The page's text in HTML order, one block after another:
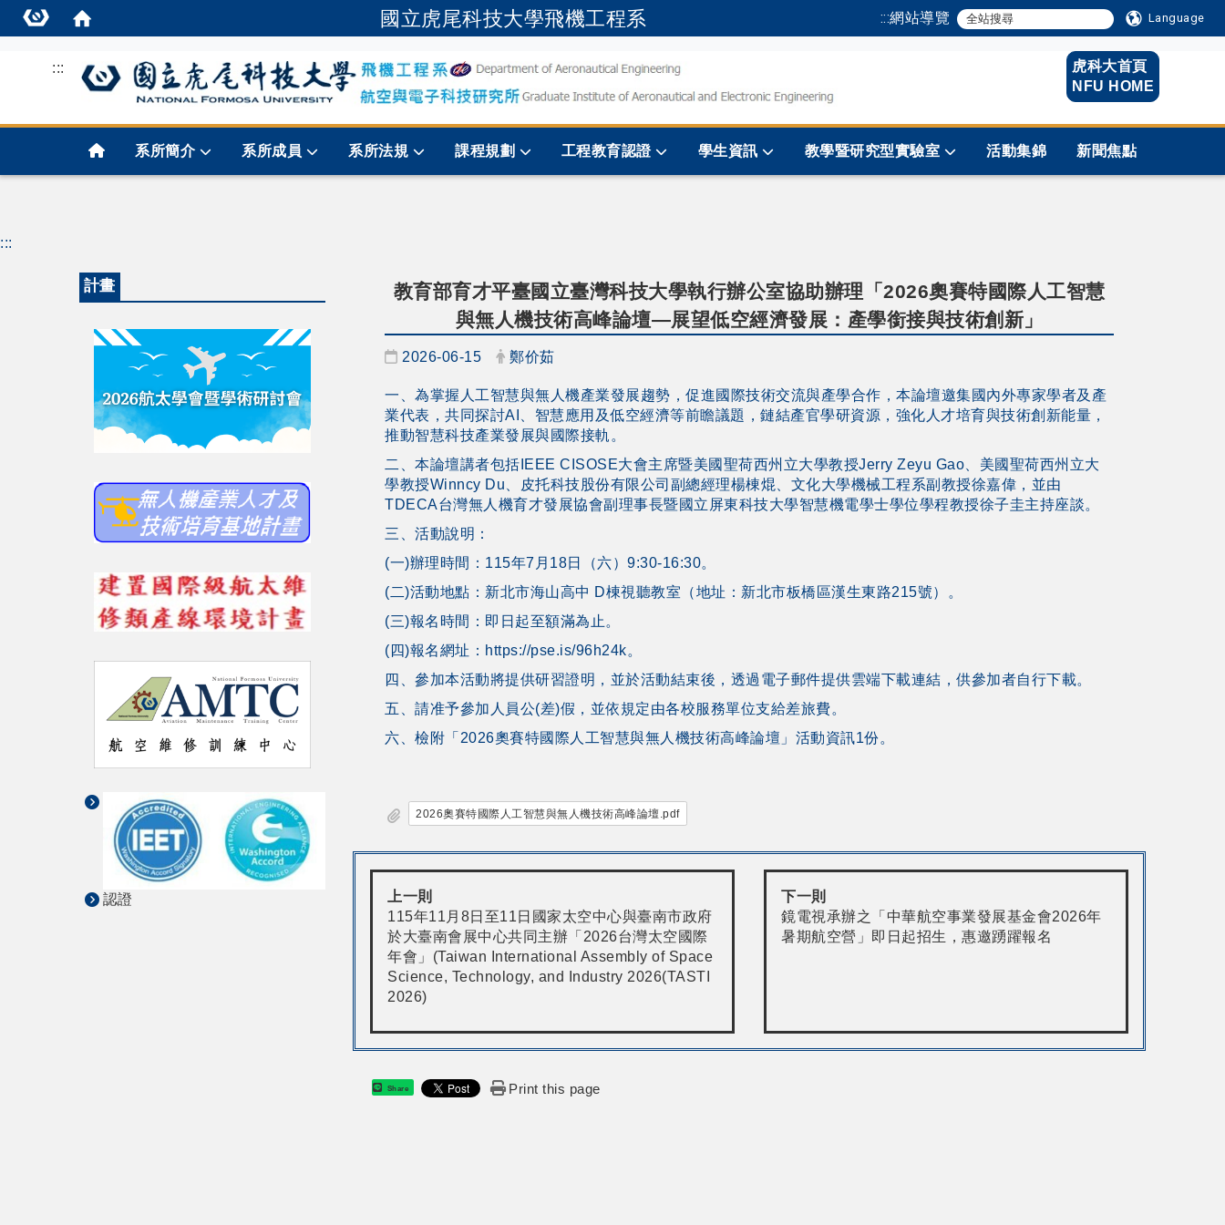
國立虎尾科技大學飛機工程系 :::網站導覽 Language
跳到主要內容
虎科大首頁
NFU HOME
:::
首頁 系所簡介 系所成員 系所法規 課程規劃 工程教育認證 學生資訊 教學暨研究型實驗室 活動集錦 新聞焦點
:::
計畫
認證
教育部育才平臺國立臺灣科技大學執行辦公室協助辦理「2026奧賽特國際人工智慧
與無人機技術高峰論壇—展望低空經濟發展：產學銜接與技術創新」
日期：
2026-06-15 發布者：
鄭价茹
一、為掌握人工智慧與無人機產業發展趨勢，促進國際技術交流與產學合作，本論壇邀集國內外專家學者及產
業代表，共同探討AI、智慧應用及低空經濟等前瞻議題，鏈結產官學研資源，強化人才培育與技術創新能量，
推動智慧科技產業發展與國際接軌。
二、本論壇講者包括IEEE CISOSE大會主席暨美國聖荷西州立大學教授Jerry Zeyu Gao、美國聖荷西州立大
學教授Winncy Du、皮托科技股份有限公司副總經理楊棟焜、文化大學機械工程系副教授徐嘉偉，並由
TDECA台灣無人機育才發展協會副理事長暨國立屏東科技大學智慧機電學士學位學程教授徐子圭主持座談。
三、活動說明：
(一)辦理時間：115年7月18日（六）9:30-16:30。
(二)活動地點：新北市海山高中 D棟視聽教室（地址：新北市板橋區漢生東路215號）。
(三)報名時間：即日起至額滿為止。
(四)報名網址：https://pse.is/96h24k。
四、參加本活動將提供研習證明，並於活動結束後，透過電子郵件提供雲端下載連結，供參加者自行下載。
五、請准予參加人員公(差)假，並依規定由各校服務單位支給差旅費。
六、檢附「2026奧賽特國際人工智慧與無人機技術高峰論壇」活動資訊1份。
2026奧賽特國際人工智慧與無人機技術高峰論壇.pdf
上一則
115年11月8日至11日國家太空中心與臺南市政府
於大臺南會展中心共同主辦「2026台灣太空國際
年會」(Taiwan International Assembly of Space
Science, Technology, and Industry 2026(TASTI
2026)
下一則
鏡電視承辦之「中華航空事業發展基金會2026年
暑期航空營」即日起招生，惠邀踴躍報名
Share Print this page